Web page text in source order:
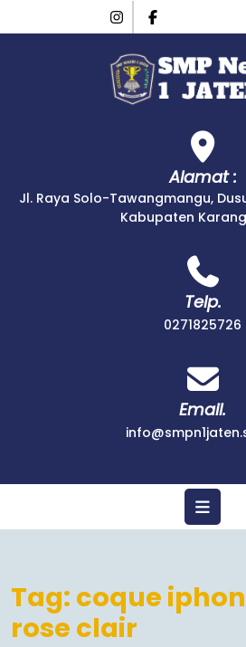
Alamat :
Jl. Raya Solo-Tawangmangu,
Kabupaten
Telp.
0271825726
Email.
Tag: coque
rose clair